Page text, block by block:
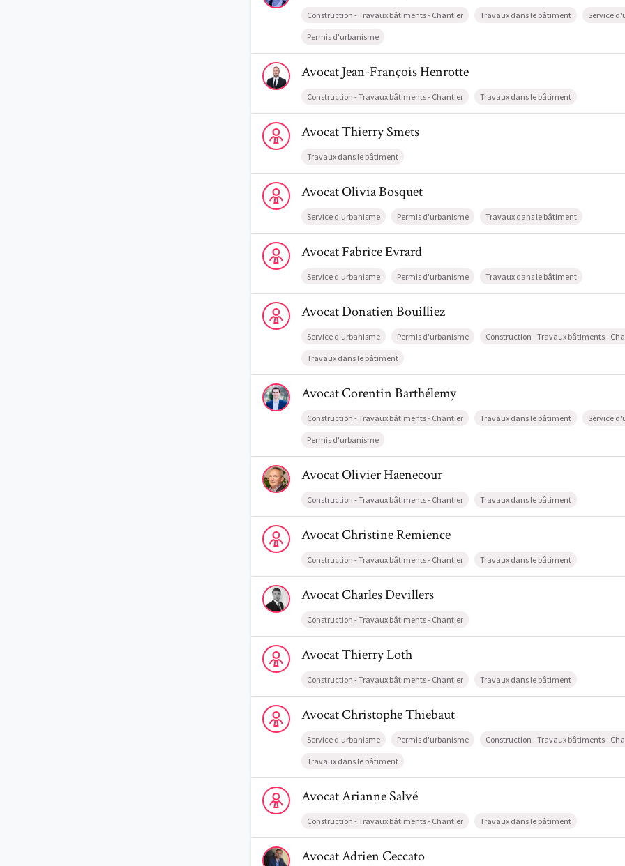
Construction - Travaux bâtiments - Chantier Travaux dans le bâtiment Service
Permis d'urbanisme
Voir le profil de AvocatJean-François Henrotte
AvocatJean-FrançoisHenrotte
Construction - Travaux bâtiments - Chantier Travaux dans le bâtiment
Voir le profil de AvocatThierry Smets
AvocatThierrySmets
Travaux dans le bâtiment
Voir le profil de AvocatOlivia Bosquet
AvocatOliviaBosquet
Service d'urbanisme Permis d'urbanisme Travaux dans le bâtiment
Voir le profil de AvocatFabrice Evrard
AvocatFabriceEvrard
Service d'urbanisme Permis d'urbanisme Travaux dans le bâtiment
Voir le profil de AvocatDonatien Bouilliez
AvocatDonatienBouilliez
Service d'urbanisme Permis d'urbanisme Construction - Travaux bâtiments -
Travaux dans le bâtiment
Voir le profil de AvocatCorentin Barthélemy
AvocatCorentinBarthélemy
Construction - Travaux bâtiments - Chantier Travaux dans le bâtiment Service
Permis d'urbanisme
Voir le profil de AvocatOlivier Haenecour
AvocatOlivierHaenecour
Construction - Travaux bâtiments - Chantier Travaux dans le bâtiment
Voir le profil de AvocatChristine Remience
AvocatChristineRemience
Construction - Travaux bâtiments - Chantier Travaux dans le bâtiment
Voir le profil de AvocatCharles Devillers
AvocatCharlesDevillers
Construction - Travaux bâtiments - Chantier
Voir le profil de AvocatThierry Loth
AvocatThierryLoth
Construction - Travaux bâtiments - Chantier Travaux dans le bâtiment
Voir le profil de AvocatChristophe Thiebaut
AvocatChristopheThiebaut
Service d'urbanisme Permis d'urbanisme Construction - Travaux bâtiments -
Travaux dans le bâtiment
Voir le profil de AvocatArianne Salvé
AvocatArianneSalvé
Construction - Travaux bâtiments - Chantier Travaux dans le bâtiment
Voir le profil de AvocatAdrien Ceccato
AvocatAdrienCeccato